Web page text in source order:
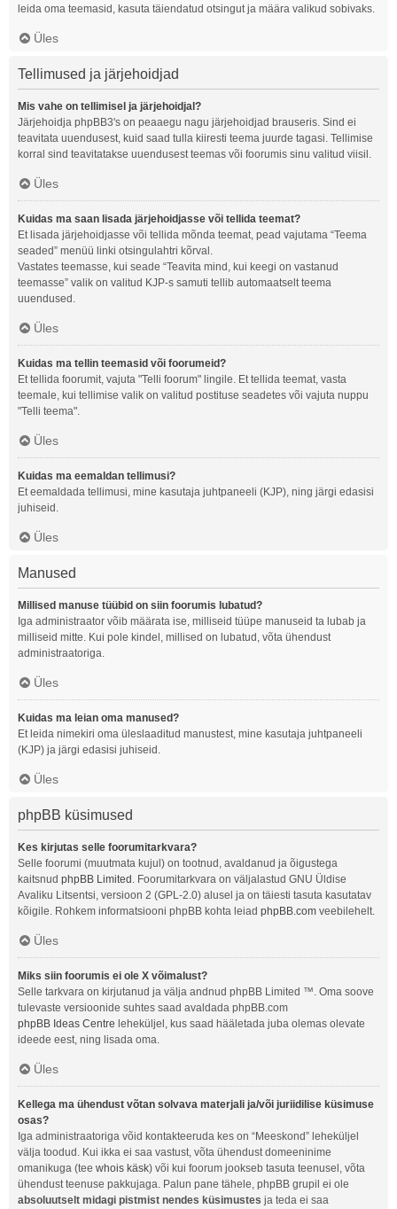
leida oma teemasid, kasuta täiendatud otsingut ja määra valikud sobivaks.
Üles
Tellimused ja järjehoidjad
Mis vahe on tellimisel ja järjehoidjal?
Järjehoidja phpBB3's on peaaegu nagu järjehoidjad brauseris. Sind ei
teavitata uuendusest, kuid saad tulla kiiresti teema juurde tagasi. Tellimise
korral sind teavitatakse uuendusest teemas või foorumis sinu valitud viisil.
Üles
Kuidas ma saan lisada järjehoidjasse või tellida teemat?
Et lisada järjehoidjasse või tellida mõnda teemat, pead vajutama “Teema
seaded” menüü linki otsingulahtri kõrval.
Vastates teemasse, kui seade “Teavita mind, kui keegi on vastanud
teemasse” valik on valitud KJP-s samuti tellib automaatselt teema
uuendused.
Üles
Kuidas ma tellin teemasid või foorumeid?
Et tellida foorumit, vajuta "Telli foorum" lingile. Et tellida teemat, vasta
teemale, kui tellimise valik on valitud postituse seadetes või vajuta nuppu
"Telli teema".
Üles
Kuidas ma eemaldan tellimusi?
Et eemaldada tellimusi, mine kasutaja juhtpaneeli (KJP), ning järgi edasisi
juhiseid.
Üles
Manused
Millised manuse tüübid on siin foorumis lubatud?
Iga administraator võib määrata ise, milliseid tüüpe manuseid ta lubab ja
milliseid mitte. Kui pole kindel, millised on lubatud, võta ühendust
administraatoriga.
Üles
Kuidas ma leian oma manused?
Et leida nimekiri oma üleslaaditud manustest, mine kasutaja juhtpaneeli
(KJP) ja järgi edasisi juhiseid.
Üles
phpBB küsimused
Kes kirjutas selle foorumitarkvara?
Selle foorumi (muutmata kujul) on tootnud, avaldanud ja õigustega
kaitsnud phpBB Limited . Foorumitarkvara on väljalastud GNU Üldise
Avaliku Litsentsi, versioon 2 (GPL-2.0) alusel ja on täiesti tasuta kasutatav
kõigile. Rohkem informatsiooni phpBB kohta leiad phpBB.com veebilehelt.
Üles
Miks siin foorumis ei ole X võimalust?
Selle tarkvara on kirjutanud ja välja andnud phpBB Limited ™. Oma soove
tulevaste versioonide suhtes saad avaldada phpBB.com
phpBB Ideas Centre leheküljel, kus saad hääletada juba olemas olevate
ideede eest, ning lisada oma.
Üles
Kellega ma ühendust võtan solvava materjali ja/või juriidilise küsimuse
osas?
Iga administraatoriga võid kontakteeruda kes on “Meeskond” leheküljel
välja toodud. Kui ikka ei saa vastust, võta ühendust domeeninime
omanikuga (tee whois käsk) või kui foorum jookseb tasuta teenusel, võta
ühendust teenuse pakkujaga. Palun pane tähele, phpBB grupil ei ole
absoluutselt midagi pistmist nendes küsimustes ja teda ei saa